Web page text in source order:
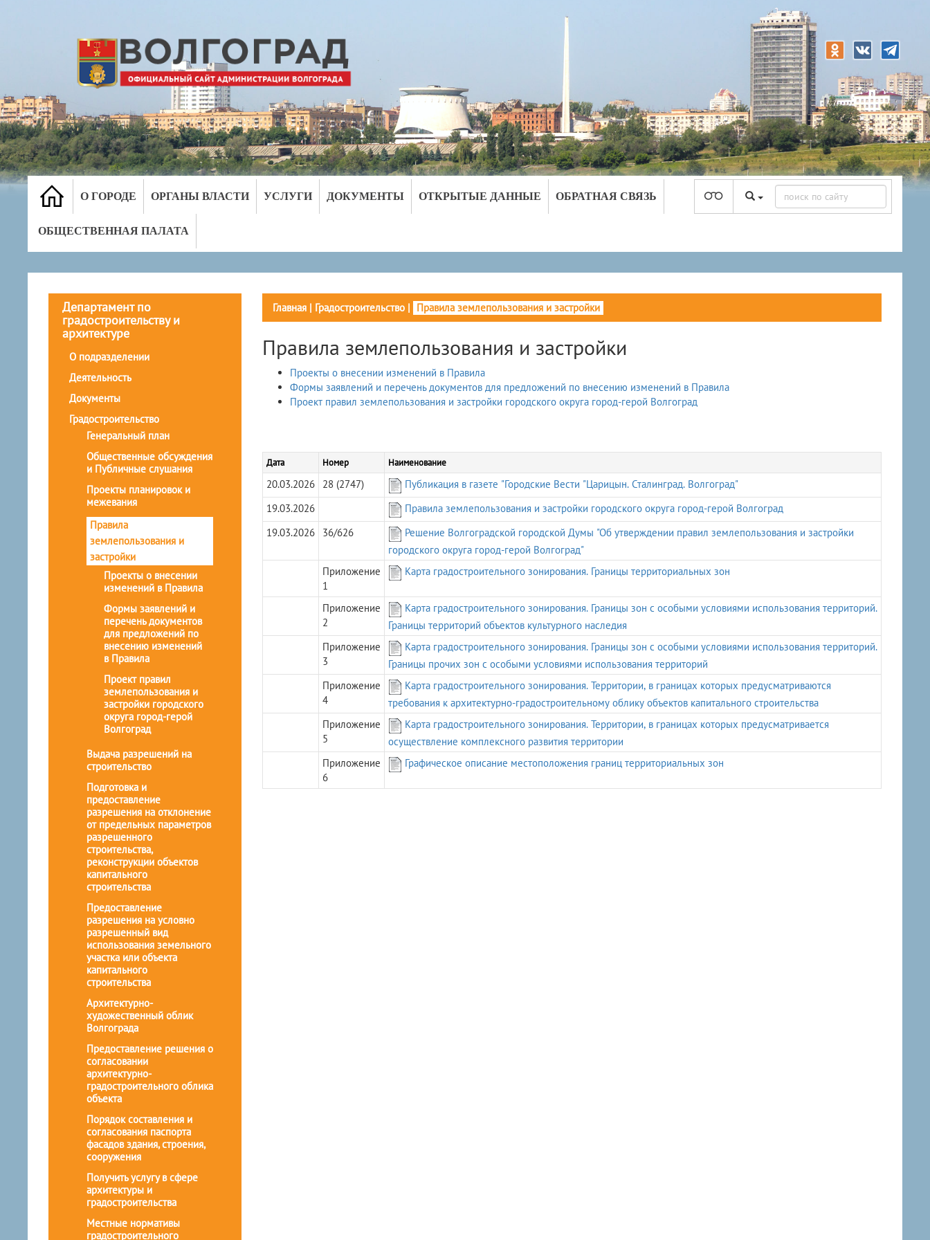
О ГОРОДЕ ОРГАНЫ ВЛАСТИ УСЛУГИ ДОКУМЕНТЫ ОТКРЫТЫЕ ДАННЫЕ ОБРАТНАЯ СВЯЗЬ
ОБЩЕСТВЕННАЯ ПАЛАТА
Департамент по
градостроительству и
архитектуре
О подразделении
Деятельность
Документы
Градостроительство
Генеральный план
Общественные обсуждения
и Публичные слушания
Проекты планировок и
межевания
Правила
землепользования и
застройки
Проекты о внесении
изменений в Правила
Формы заявлений и
перечень документов
для предложений по
внесению изменений
в Правила
Проект правил
землепользования и
застройки городского
округа город-герой
Волгоград
Выдача разрешений на
строительство
Подготовка и
предоставление
разрешения на отклонение
от предельных параметров
разрешенного
строительства,
реконструкции объектов
капитального
строительства
Предоставление
разрешения на условно
разрешенный вид
использования земельного
участка или объекта
капитального
строительства
Архитектурно-
художественный облик
Волгограда
Предоставление решения о
согласовании
архитектурно-
градостроительного облика
объекта
Порядок составления и
согласования паспорта
фасадов здания, строения,
сооружения
Получить услугу в сфере
архитектуры и
градостроительства
Местные нормативы
градостроительного
Главная| Градостроительство| Правила землепользования и застройки
Правила землепользования и застройки
Проекты о внесении изменений в Правила
Формы заявлений и перечень документов для предложений по внесению изменений в Правила
Проект правил землепользования и застройки городского округа город-герой Волгоград
Дата Номер Наименование
20.03.2026 28 (2747)
Публикация в газете "Городские Вести "Царицын. Сталинград. Волгоград"
19.03.2026
Правила землепользования и застройки городского округа город-герой Волгоград
19.03.2026
36/626
Решение Волгоградской городской Думы "Об утверждении правил землепользования и застройки
городского округа город-герой Волгоград"
Приложение
1
Карта градостроительного зонирования. Границы территориальных зон
Приложение
2
Карта градостроительного зонирования. Границы зон с особыми условиями использования территорий.
Границы территорий объектов культурного наследия
Приложение
3
Карта градостроительного зонирования. Границы зон с особыми условиями использования территорий.
Границы прочих зон с особыми условиями использования территорий
Приложение
4
Карта градостроительного зонирования. Территории, в границах которых предусматриваются
требования к архитектурно-градостроительному облику объектов капитального строительства
Приложение
5
Карта градостроительного зонирования. Территории, в границах которых предусматривается
осуществление комплексного развития территории
Приложение
6
Графическое описание местоположения границ территориальных зон